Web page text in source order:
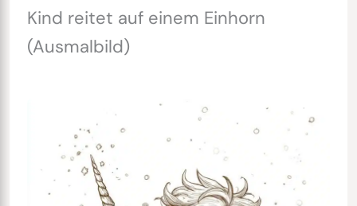
Kind reitet auf einem Einhorn
(Ausmalbild)